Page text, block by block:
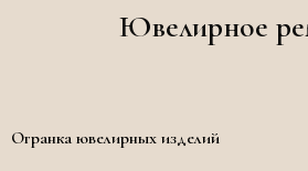
Ювелирное
Огранка ювелирных изделий